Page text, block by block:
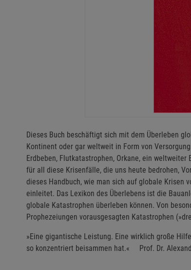
Dieses Buch beschäftigt sich mit dem Überleben
Kontinent oder gar weltweit in Form von
Erdbeben, Flutkatastrophen, Orkane, ein
für all diese Krisenfälle, die uns heute bedrohen,
dieses Handbuch, wie man sich auf globale Krisen
einleitet. Das Lexikon des Überlebens ist die
globale Katastrophen überleben können. Von
Prophezeiungen vorausgesagten Katastrophen
»Eine gigantische Leistung. Eine wirklich große
so konzentriert beisammen hat.« Prof. Dr.